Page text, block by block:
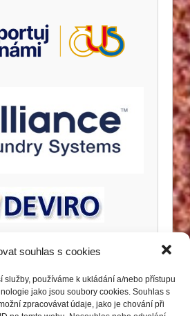
souhlas s cookies
služby, používáme k ukládání a/nebo přístupu
jako jsou soubory cookies. Souhlas s
zpracovávat údaje, jako je chování při